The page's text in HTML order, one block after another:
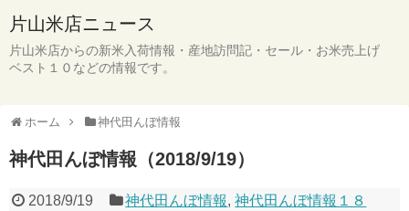
片山米店ニュース
片山米店からの新米入荷情報・産地訪問記・セール・お米売上げ
ベスト１０などの情報です。
ホーム 神代田んぼ情報
神代田んぼ情報（2018/9/19）
2018/9/19 神代田んぼ情報,神代田んぼ情報１８